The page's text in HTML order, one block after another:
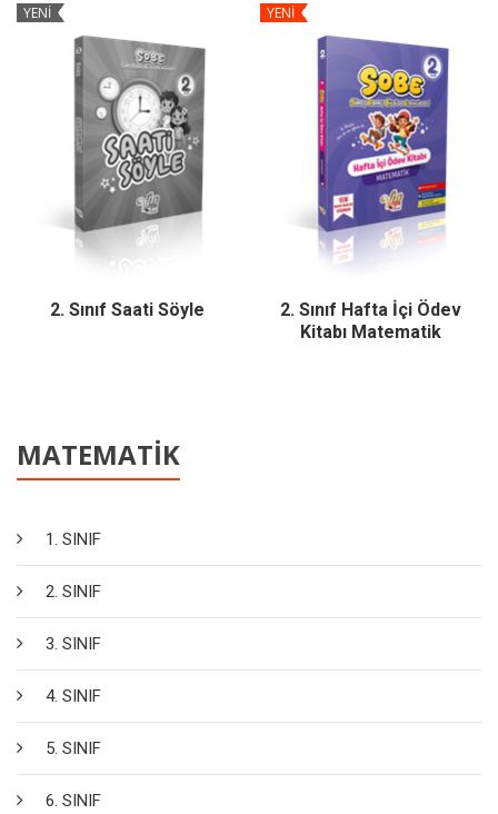
MATEMATİK
1. SINIF
2. SINIF
3. SINIF
4. SINIF
5. SINIF
6. SINIF
YENİ
2. Sınıf Saati Söyle
YENİ
2. Sınıf Hafta İçi Ödev
Kitabı Matematik